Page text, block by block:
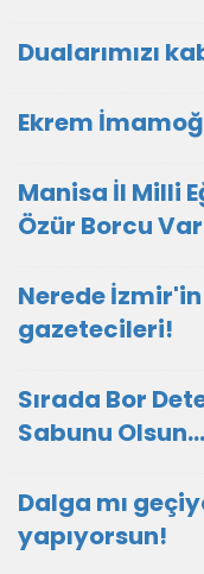
Dualarımızı
Ekrem
Manisa İl Milli
Özür Borcu
Nerede
gazetecileri!
Sırada Bor
Sabunu Olsun…
Dalga mı
yapıyorsun!